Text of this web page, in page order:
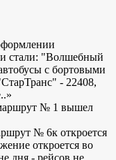
стали: "Волшебный
с бортовыми
- 22408,
№ 1 вышел
№ 6к откроется
откроется во
дня - рейсов не